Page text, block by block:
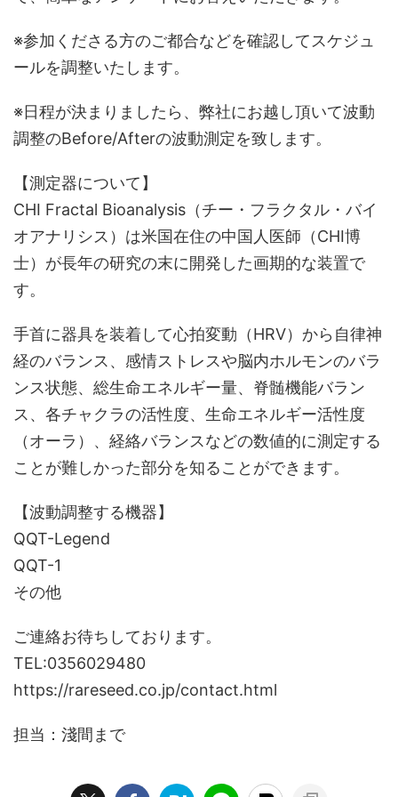
※参加くださる方のご都合などを確認してスケジュ
ールを調整いたします。
※日程が決まりましたら、弊社にお越し頂いて波動
調整のBefore/Afterの波動測定を致します。
【測定器について】
CHI Fractal Bioanalysis（チー・フラクタル・バイ
オアナリシス）は米国在住の中国人医師（CHI博
士）が長年の研究の末に開発した画期的な装置で
す。
手首に器具を装着して心拍変動（HRV）から自律神
経のバランス、感情ストレスや脳内ホルモンのバラ
ンス状態、総生命エネルギー量、脊髄機能バラン
ス、各チャクラの活性度、生命エネルギー活性度
（オーラ）、経絡バランスなどの数値的に測定する
ことが難しかった部分を知ることができます。
【波動調整する機器】
QQT-Legend
QQT-1
その他
ご連絡お待ちしております。
TEL:0356029480
https://rareseed.co.jp/contact.html
担当：淺間まで